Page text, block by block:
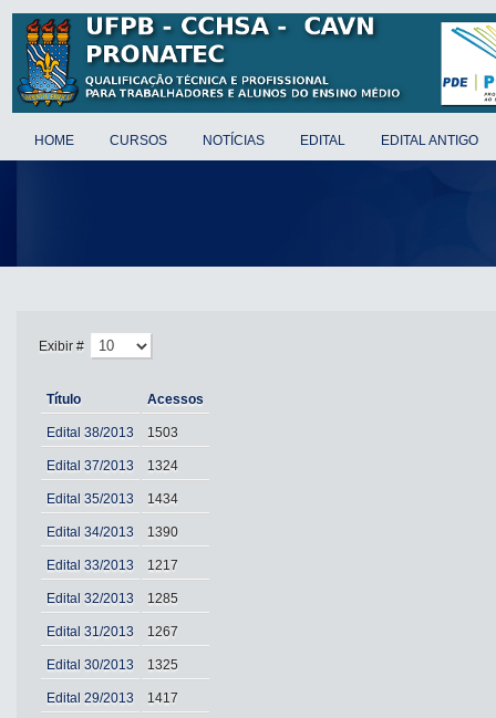
HOME CURSOS NOTÍCIAS EDITAL EDITAL ANTIGO
Exibir #
Título Acessos
Edital 38/2013 1503
Edital 37/2013 1324
Edital 35/2013 1434
Edital 34/2013 1390
Edital 33/2013 1217
Edital 32/2013 1285
Edital 31/2013 1267
Edital 30/2013 1325
Edital 29/2013 1417